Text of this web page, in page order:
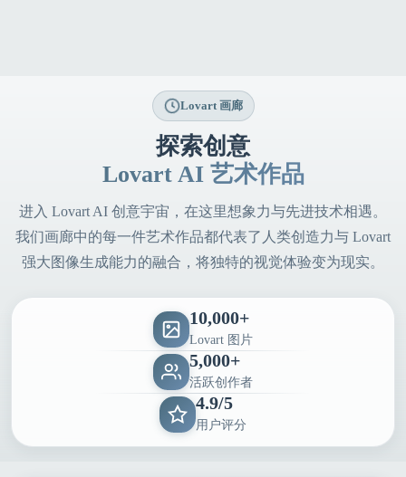
Lovart 画廊
探索创意
Lovart AI 艺术作品
进入 Lovart AI 创意宇宙，在这里想象力与先进技术相遇。
我们画廊中的每一件艺术作品都代表了人类创造力与 Lovart
强大图像生成能力的融合，将独特的视觉体验变为现实。
10,000+
Lovart 图片
5,000+
活跃创作者
4.9/5
用户评分